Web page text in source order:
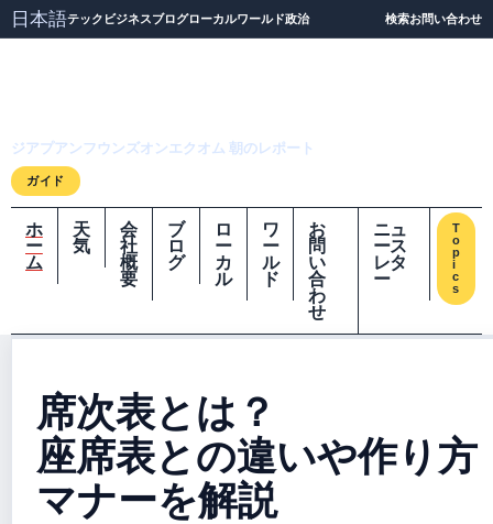
日本語テック ビジネスブログローカルワールド政治 検索お問い合わせ
ジアプアンフウンズオンエクオム 朝のレポート
ガイド
ホ
ー
ム
天
気
会
社
概
要
ブ
ロ
グ
ロ
ー
カ
ル
ワ
ー
ル
ド
お
問
い
合
わ
せ
ニュ
ース
レタ
ー
T
o
p
i
c
s
席次表とは？
座席表との違いや作り方
マナーを解説